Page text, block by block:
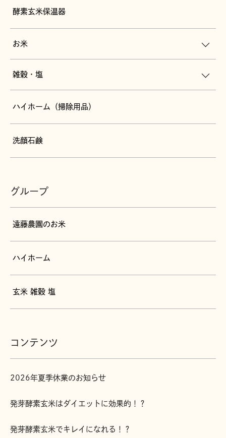
酵素玄米保温器
お米
雑穀・塩
ハイホーム（掃除用品）
洗顔石鹸
グループ
遠藤農園のお米
ハイホーム
玄米 雑穀 塩
コンテンツ
2026年夏季休業のお知らせ
発芽酵素玄米はダイエットに効果的！？
発芽酵素玄米でキレイになれる！？